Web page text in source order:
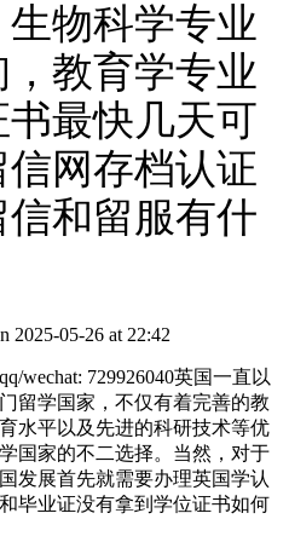
物科学专业
教育学专业
书最快几天可
信网存档认证
和留服有什
2025-05-26 at 22:42
wechat: 729926040英国一直以
留学国家，不仅有着完善的教
水平以及先进的科研技术等优
国家的不二选择。当然，对于
发展首先就需要办理英国学认
毕业证没有拿到学位证书如何